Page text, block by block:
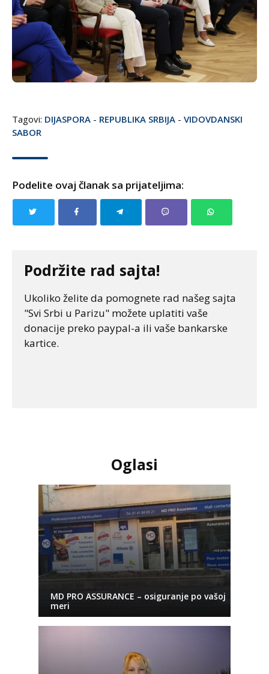
Tagovi: DIJASPORA - REPUBLIKA SRBIJA - VIDOVDANSKI
SABOR
Podelite ovaj članak sa prijateljima:
Podržite rad sajta!
Ukoliko želite da pomognete rad našeg sajta
"Svi Srbi u Parizu" možete uplatiti vaše
donacije preko paypal-a ili vaše bankarske
kartice.
Oglasi
MD PRO ASSURANCE – osiguranje po vašoj
meri